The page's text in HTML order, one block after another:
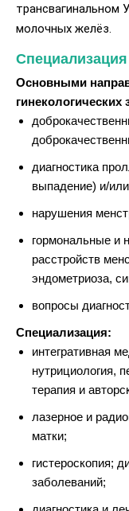
трансвагинальном
молочных желёз.
Специализация
Основными
диагностика
выпадение) и/
нарушения
гормональные и
расстройств
эндометриоза,
вопросы
Специализация:
интегративная
нутрициология,
терапия и
лазерное и
матки;
гистероскопия;
заболеваний;